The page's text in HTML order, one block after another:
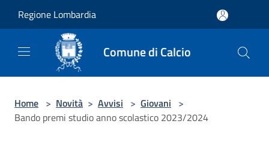
Regione Lombardia
Comune di Calcio
Home > Novità > Avvisi > Giovani >
Bando premi studio anno scolastico 2023/2024